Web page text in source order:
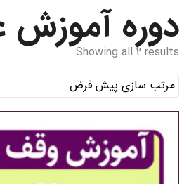
دوره آموزش
Showing all 2 results